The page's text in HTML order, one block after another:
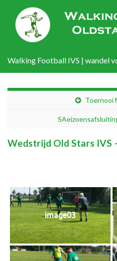
Walking Football IVS | wandel
Toernooi
Wedstrijd Old Stars IVS
image03